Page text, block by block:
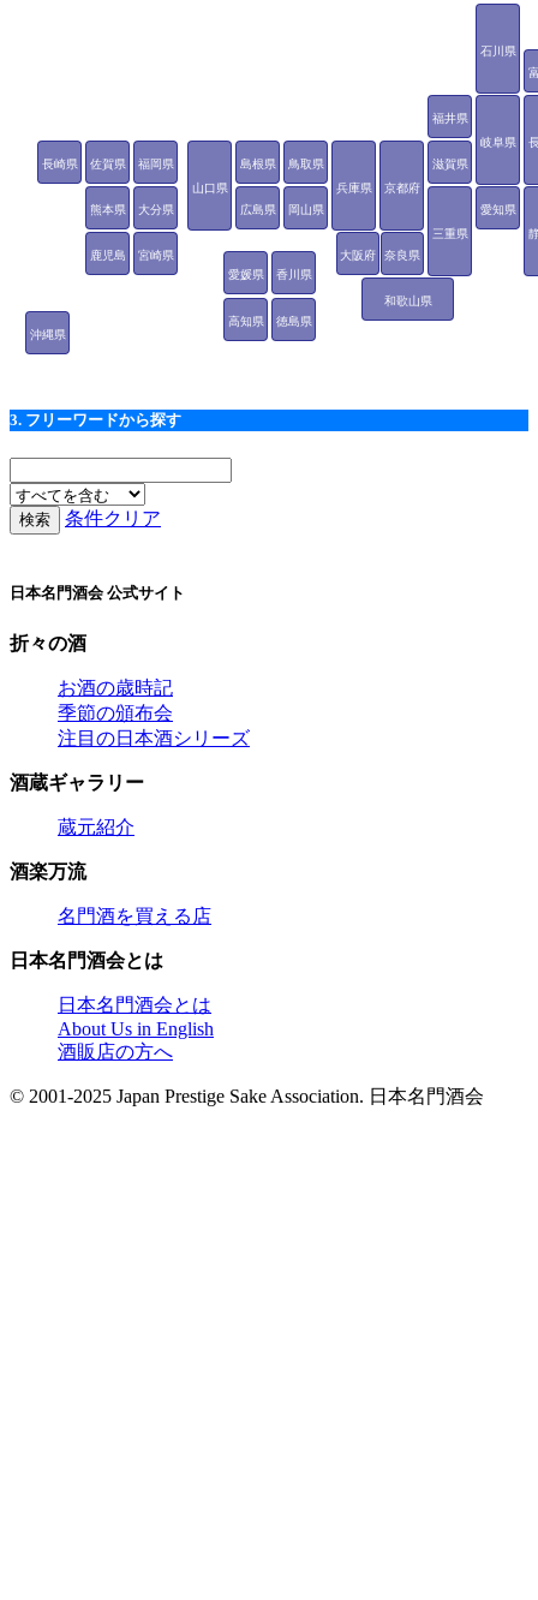
石川県
福井県
岐阜県
愛知県
三重県
滋賀県
京都府
大阪府
兵庫県
奈良県
和歌山県
鳥取県
島根県
岡山県
広島県
山口県
徳島県
香川県
愛媛県
高知県
福岡県
佐賀県
長崎県
熊本県 大分県
宮崎県
鹿児島
沖縄県
3. フリーワードから探す
条件クリア
日本名門酒会 公式サイト
折々の酒
お酒の歳時記
季節の頒布会
注目の日本酒シリーズ
酒蔵ギャラリー
蔵元紹介
酒楽万流
名門酒を買える店
日本名門酒会とは
日本名門酒会とは
About Us in English
酒販店の方へ
© 2001-2025 Japan Prestige Sake Association. 日本名門酒会